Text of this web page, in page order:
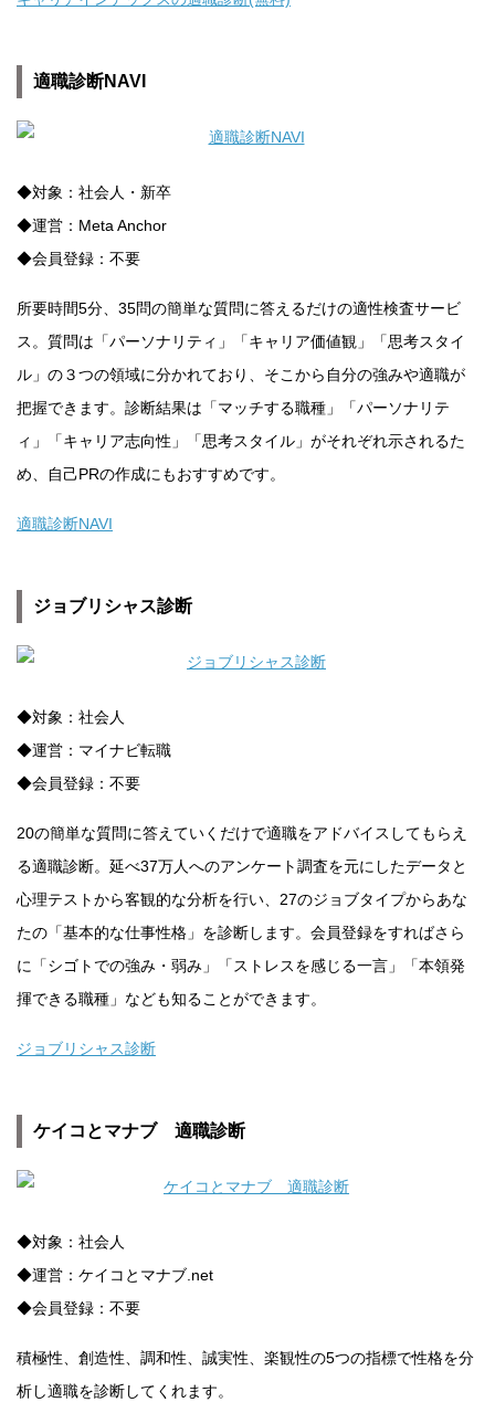
適職診断NAVI
◆対象：社会人・新卒
◆運営：Meta Anchor
◆会員登録：不要
所要時間5分、35問の簡単な質問に答えるだけの適性検査サービ
ス。質問は「パーソナリティ」「キャリア価値観」「思考スタイ
ル」の３つの領域に分かれており、そこから自分の強みや適職が
把握できます。診断結果は「マッチする職種」「パーソナリテ
ィ」「キャリア志向性」「思考スタイル」がそれぞれ示されるた
め、自己PRの作成にもおすすめです。
適職診断NAVI
ジョブリシャス診断
◆対象：社会人
◆運営：マイナビ転職
◆会員登録：不要
20の簡単な質問に答えていくだけで適職をアドバイスしてもらえ
る適職診断。延べ37万人へのアンケート調査を元にしたデータと
心理テストから客観的な分析を行い、27のジョブタイプからあな
たの「基本的な仕事性格」を診断します。会員登録をすればさら
に「シゴトでの強み・弱み」「ストレスを感じる一言」「本領発
揮できる職種」なども知ることができます。
ジョブリシャス診断
ケイコとマナブ 適職診断
◆対象：社会人
◆運営：ケイコとマナブ.net
◆会員登録：不要
積極性、創造性、調和性、誠実性、楽観性の5つの指標で性格を分
析し適職を診断してくれます。